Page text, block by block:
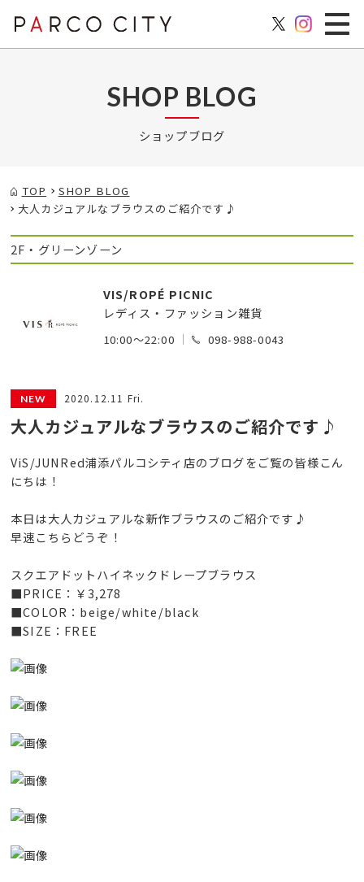
SHOP BLOG
ショップブログ
TOP
SHOP BLOG
大人カジュアルなブラウスのご紹介です♪
2F・グリーンゾーン
VIS/ROPÉ PICNIC
レディス・ファッション雑貨
10:00～22:00 098-988-0043
2020.12.11 Fri.
大人カジュアルなブラウスのご紹介です♪
ViS/JUNRed浦添パルコシティ店のブログをご覧の皆様こん
にちは！
本日は大人カジュアルな新作ブラウスのご紹介です♪
早速こちらどうぞ！
スクエアドットハイネックドレープブラウス
■PRICE：￥3,278
■COLOR：beige/white/black
■SIZE：FREE